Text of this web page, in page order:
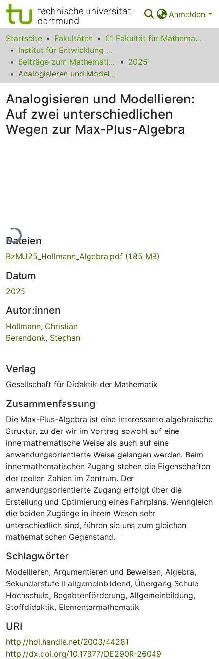
Anmelden
Bereiche & Sammlungen
Das gesamte Repositorium
Statistiken
FAQ
Leitlinien
Zurück zur Startseite
Startseite Fakultäten
01 Fakultät für Mathematik
Institut für Entwicklung und Erforschung des Mathematikunterrichts
Beiträge zum Mathematikunterricht
2025
Analogisieren und Modellieren: Auf zwei unterschiedlichen Wegen zur Max-Plus-Algebra
Analogisieren und Modellieren:
Auf zwei unterschiedlichen
Wegen zur Max-Plus-Algebra
Lade...
Dateien
BzMU25_Hollmann_Algebra.pdf (1.85 MB)
Datum
2025
Autor:innen
Hollmann, Christian
Berendonk, Stephan
Verlag
Gesellschaft für Didaktik der Mathematik
Zusammenfassung
Die Max-Plus-Algebra ist eine interessante algebraische
Struktur, zu der wir im Vortrag sowohl auf eine
innermathematische Weise als auch auf eine
anwendungsorientierte Weise gelangen werden. Beim
innermathematischen Zugang stehen die Eigenschaften
der reellen Zahlen im Zentrum. Der
anwendungsorientierte Zugang erfolgt über die
Erstellung und Optimierung eines Fahrplans. Wenngleich
die beiden Zugänge in ihrem Wesen sehr
unterschiedlich sind, führen sie uns zum gleichen
mathematischen Gegenstand.
Schlagwörter
Modellieren, Argumentieren und Beweisen, Algebra,
Sekundarstufe II allgemeinbildend, Übergang Schule
Hochschule, Begabtenförderung, Allgemeinbildung,
Stoffdidaktik, Elementarmathematik
URI
http://hdl.handle.net/2003/44281
http://dx.doi.org/10.17877/DE290R-26049